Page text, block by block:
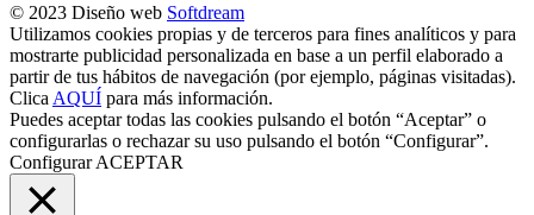
© 2023 Diseño web Softdream
Utilizamos cookies propias y de terceros para fines analíticos y para
mostrarte publicidad personalizada en base a un perfil elaborado a
partir de tus hábitos de navegación (por ejemplo, páginas visitadas).
Clica AQUÍ para más información.
Puedes aceptar todas las cookies pulsando el botón “Aceptar” o
configurarlas o rechazar su uso pulsando el botón “Configurar”.
Configurar ACEPTAR